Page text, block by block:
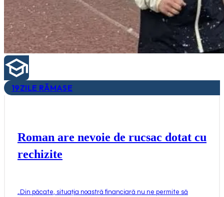
19ZILE RĂMASE
Roman are nevoie de rucsac dotat cu
rechizite
Din păcate, situația noastră financiară nu ne permite să